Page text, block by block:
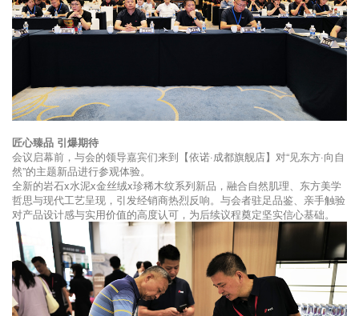
匠心臻品 引爆期待
会议启幕前，与会的领导嘉宾们来到【依诺·成都旗舰店】对“见东方·向自
然”的主题新品进行参观体验。
全新的岩石x水泥x金丝绒x珍稀木纹系列新品，融合自然肌理、东方美学
哲思与现代工艺呈现，引发经销商热烈反响。与会者驻足品鉴、亲手触验
对产品设计感与实用价值的高度认可，为后续议程奠定坚实信心基础。